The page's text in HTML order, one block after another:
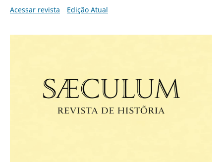
Acessar revista
Edição Atual